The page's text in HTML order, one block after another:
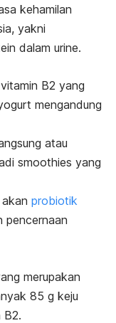
kehamilan
yakni
dalam urine.
B2 yang
mengandung
atau
smoothies yang
probiotik
pencernaan
merupakan
85 g keju
B2.